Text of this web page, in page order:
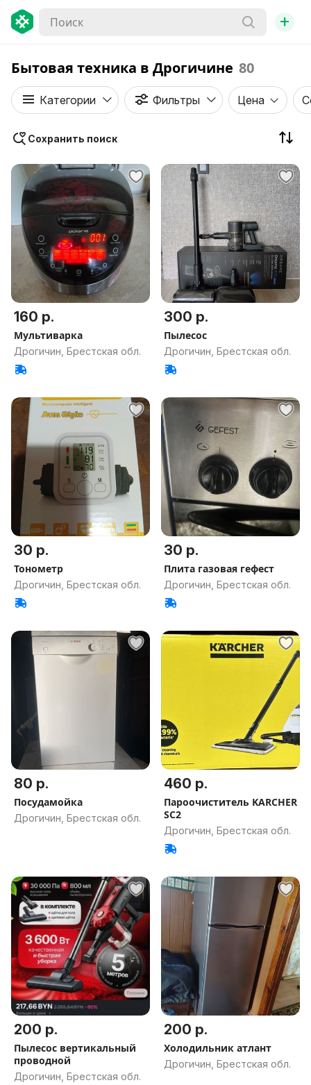
+
Бытовая техника в Дрогичине 80
Категории Фильтры Цена
Сохранить поиск
160 р.
Мультиварка
Дрогичин, Брестская обл.
300 р.
Пылесос
Дрогичин, Брестская обл.
30 р.
Тонометр
Дрогичин, Брестская обл.
30 р.
Плита газовая гефест
Дрогичин, Брестская обл.
80 р.
Посудамойка
Дрогичин, Брестская обл.
460 р.
Пароочиститель KARCHER
SC2
Дрогичин, Брестская обл.
200 р.
Пылесос вертикальный
проводной
Дрогичин, Брестская обл.
200 р.
Холодильник атлант
Дрогичин, Брестская обл.